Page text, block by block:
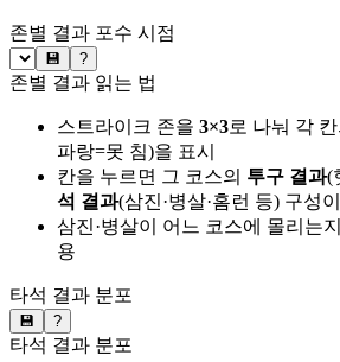
존별 결과 포수 시점
💾 ?
존별 결과 읽는 법
스트라이크 존을 3×3로 나눠 각
파랑=못 침)을 표시
칸을 누르면 그 코스의 투구 결과(
석 결과(삼진·병살·홈런 등) 구성
삼진·병살이 어느 코스에 몰리는
용
타석 결과 분포
💾 ?
타석 결과 분포